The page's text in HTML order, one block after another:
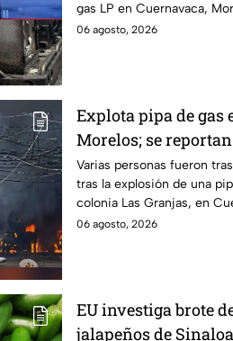
gas LP en Cuernavaca,
06 agosto, 2026
Explota pipa de gas
Morelos; se
personas con
Varias personas fueron
tras la explosión de una
colonia Las Granjas, en
06 agosto, 2026
EU investiga brote
jalapeños de Sinaloa